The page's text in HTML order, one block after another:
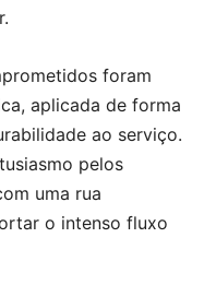
foram
aplicada de forma
ao serviço.
pelos
uma rua
o intenso fluxo